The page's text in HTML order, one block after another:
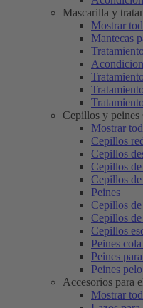
Mascarilla y
Mostrar
Mantecas
Cepillos y peines
Mostrar
Cepillos
Cepillos
Cepillos
Cepillos de
Peines
Cepillos
Cepillos de
Cepillos
Peines
Peines
Peines
Accesorios para
Mostrar